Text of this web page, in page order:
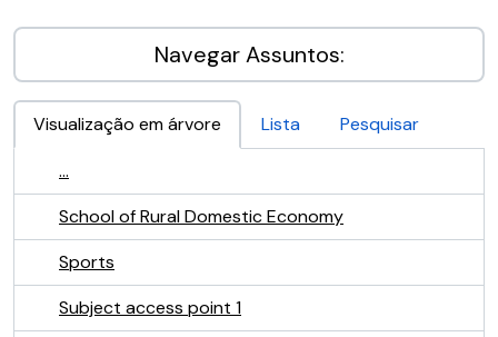
Navegar Assuntos:
Visualização em árvore Lista
Pesquisar
...
School of Rural Domestic Economy
Sports
Subject access point 1